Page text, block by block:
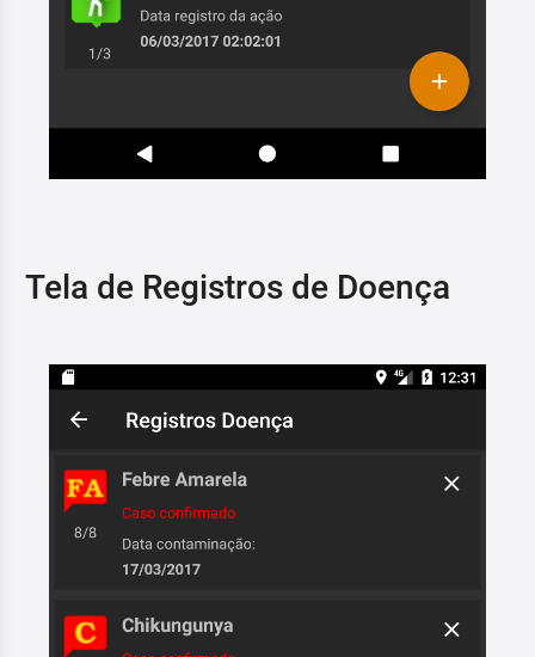
Tela de Registros de Doença